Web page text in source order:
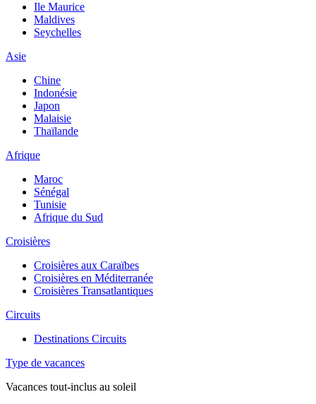
Ile Maurice
Maldives
Seychelles
Asie
Chine
Indonésie
Japon
Malaisie
Thaïlande
Afrique
Maroc
Sénégal
Tunisie
Afrique du Sud
Croisières
Croisières aux Caraïbes
Croisières en Méditerranée
Croisières Transatlantiques
Circuits
Destinations Circuits
Type de vacances
Vacances tout-inclus au soleil